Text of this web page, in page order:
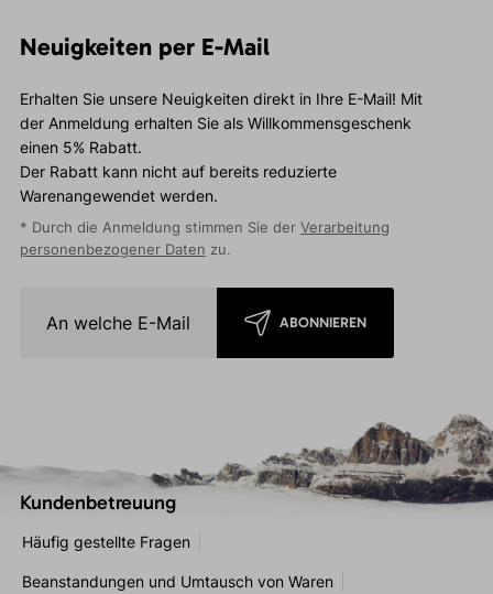
Neuigkeiten per E-Mail
Erhalten Sie unsere Neuigkeiten direkt in Ihre E-Mail! Mit
der Anmeldung erhalten Sie als Willkommensgeschenk
einen 5% Rabatt.
Der Rabatt kann nicht auf bereits reduzierte
Warenangewendet werden.
* Durch die Anmeldung stimmen Sie der Verarbeitung
personenbezogener Daten zu.
ABONNIEREN
Kundenbetreuung
Häufig gestellte Fragen
Beanstandungen und Umtausch von Waren